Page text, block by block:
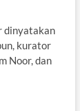
dinyatakan
kurator
Noor, dan